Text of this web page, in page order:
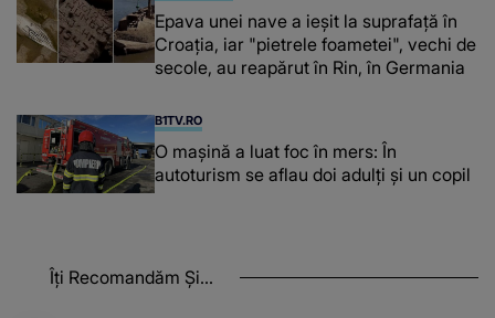
Epava unei nave a ieșit la suprafață în
Croația, iar "pietrele foametei", vechi de
secole, au reapărut în Rin, în Germania
B1TV.RO
O maşină a luat foc în mers: În
autoturism se aflau doi adulți și un copil
Îți Recomandăm Și...